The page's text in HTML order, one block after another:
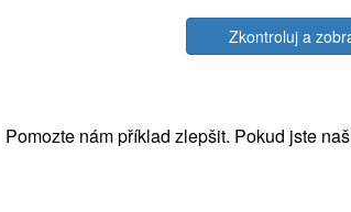
Zkontroluj a
Pomozte nám příklad zlepšit. Pokud jste